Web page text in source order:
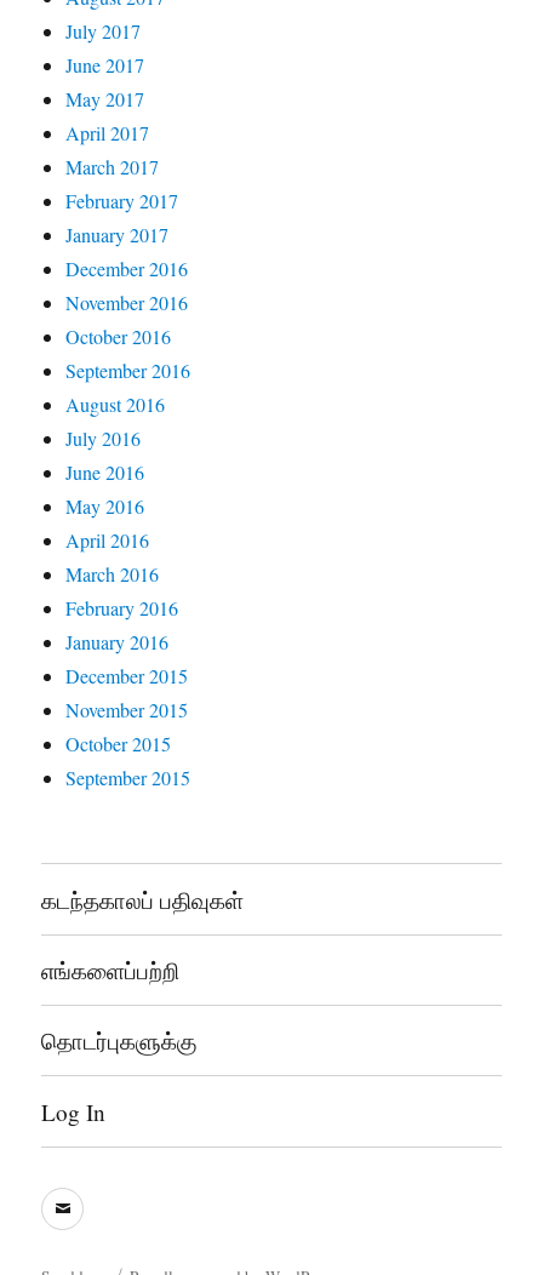
July 2017
June 2017
May 2017
April 2017
March 2017
February 2017
January 2017
December 2016
November 2016
October 2016
September 2016
August 2016
July 2016
June 2016
May 2016
April 2016
March 2016
February 2016
January 2016
December 2015
November 2015
October 2015
September 2015
கடந்தகாலப் பதிவுகள்
எங்களைப்பற்றி
தொடர்புகளுக்கு
Log In
sooddram@gmail.com